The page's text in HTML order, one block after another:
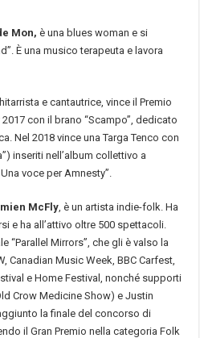
Mon, è una blues woman e si
È una musico terapeuta e lavora
e cantautrice, vince il Premio
con il brano “Scampo”, dedicato
Nel 2018 vince una Targa Tenco con
inseriti nell’album collettivo a
voce per Amnesty”.
McFly , è un artista indie-folk. Ha
e ha all’attivo oltre 500 spettacoli.
“Parallel Mirrors”, che gli è valso la
Canadian Music Week, BBC Carfest,
e Home Festival, nonché supporti
Crow Medicine Show) e Justin
la finale del concorso di
il Gran Premio nella categoria Folk